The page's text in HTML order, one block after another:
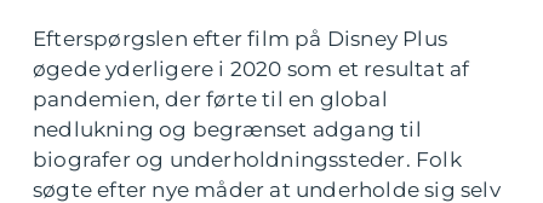
Efterspørgslen efter film på Disney Plus
øgede yderligere i 2020 som et resultat af
pandemien, der førte til en global
nedlukning og begrænset adgang til
biografer og underholdningssteder. Folk
søgte efter nye måder at underholde sig selv